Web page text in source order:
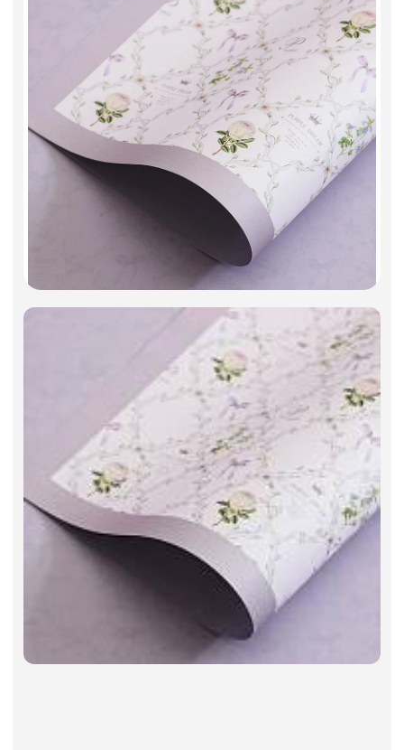
Искусственные цветы и растения
Декоративные вазы, кашпо
Игрушки мягкие
Изделия из металла